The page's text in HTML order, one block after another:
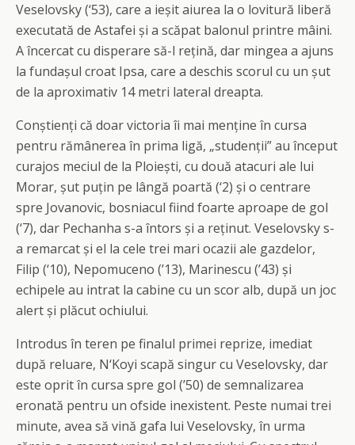
Veselovsky (‘53), care a ieșit aiurea la o lovitură liberă
executată de Astafei și a scăpat balonul printre mâini.
A încercat cu disperare să-l rețină, dar mingea a ajuns
la fundașul croat Ipsa, care a deschis scorul cu un șut
de la aproximativ 14 metri lateral dreapta.
Conștienți că doar victoria îi mai menține în cursa
pentru rămânerea în prima ligă, „studenții” au început
curajos meciul de la Ploiești, cu două atacuri ale lui
Morar, șut puțin pe lângă poartă (‘2) și o centrare
spre Jovanovic, bosniacul fiind foarte aproape de gol
(‘7), dar Pechanha s-a întors și a reținut. Veselovsky s-
a remarcat și el la cele trei mari ocazii ale gazdelor,
Filip (‘10), Nepomuceno (’13), Marinescu (’43) și
echipele au intrat la cabine cu un scor alb, după un joc
alert și plăcut ochiului.
Introdus în teren pe finalul primei reprize, imediat
după reluare, N‘Koyi scapă singur cu Veselovsky, dar
este oprit în cursa spre gol (’50) de semnalizarea
eronată pentru un ofside inexistent. Peste numai trei
minute, avea să vină gafa lui Veselovsky, în urma